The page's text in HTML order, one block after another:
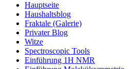
Hauptseite
Haushaltsblog
Fraktale (Galerie)
Privater Blog
Witze
Spectroscopic Tools
Einführung 1H NMR